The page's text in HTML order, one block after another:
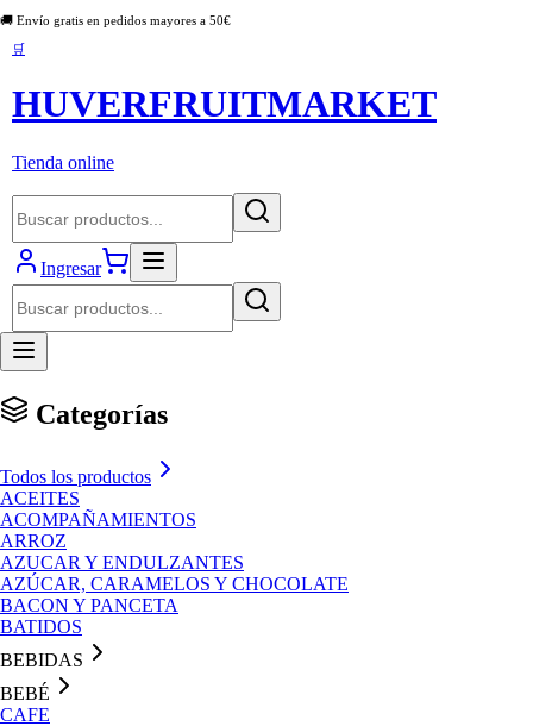
🚚 Envío gratis en pedidos mayores a 50€
🛒
HUVERFRUITMARKET
Tienda online
Ingresar
Categorías
Todos los productos
ACEITES
ACOMPAÑAMIENTOS
ARROZ
AZUCAR Y ENDULZANTES
AZÚCAR, CARAMELOS Y CHOCOLATE
BACON Y PANCETA
BATIDOS
BEBIDAS
BEBÉ
CAFE